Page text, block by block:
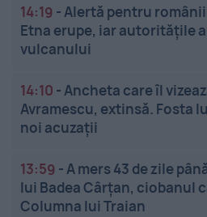
14:19 -Alertă pentru
Etna erupe, iar autoritățile
vulcanului
14:10 -Ancheta care îl
Avramescu, extinsă. Fosta
noi acuzații
13:59 -A mers 43 de zile
lui Badea Cârțan, ciobanul
Columna lui Traian